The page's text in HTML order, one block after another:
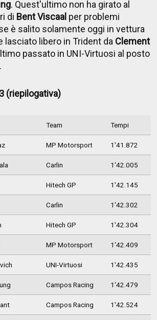
. Quest'ultimo non ha girato al
di Bent Viscaal per problemi
è salito solamente oggi in vettura
lasciato libero in Trident da Clement
passato in UNI-Virtuosi al posto
.
(riepilogativa)
Team Tempi
MP Motorsport 1'41.872
Carlin 1'42.005
Hitech GP 1'42.145
Carlin 1'42.302
Hitech GP 1'42.304
MP Motorsport 1'42.409
UNI-Virtuosi 1'42.435
Campos Racing 1'42.479
Campos Racing 1'42.524